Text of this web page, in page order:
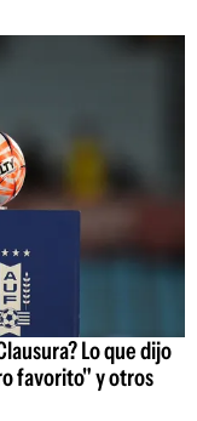
Lo que dijo
favorito" y otros